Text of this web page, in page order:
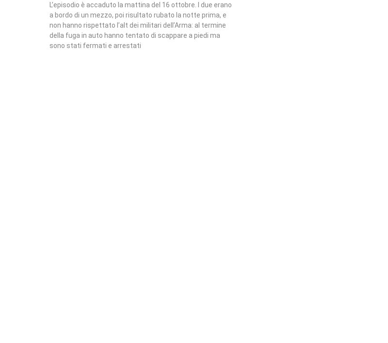
L’episodio è accaduto la mattina del 16 ottobre. I due erano
a bordo di un mezzo, poi risultato rubato la notte prima, e
non hanno rispettato l’alt dei militari dell’Arma: al termine
della fuga in auto hanno tentato di scappare a piedi ma
sono stati fermati e arrestati